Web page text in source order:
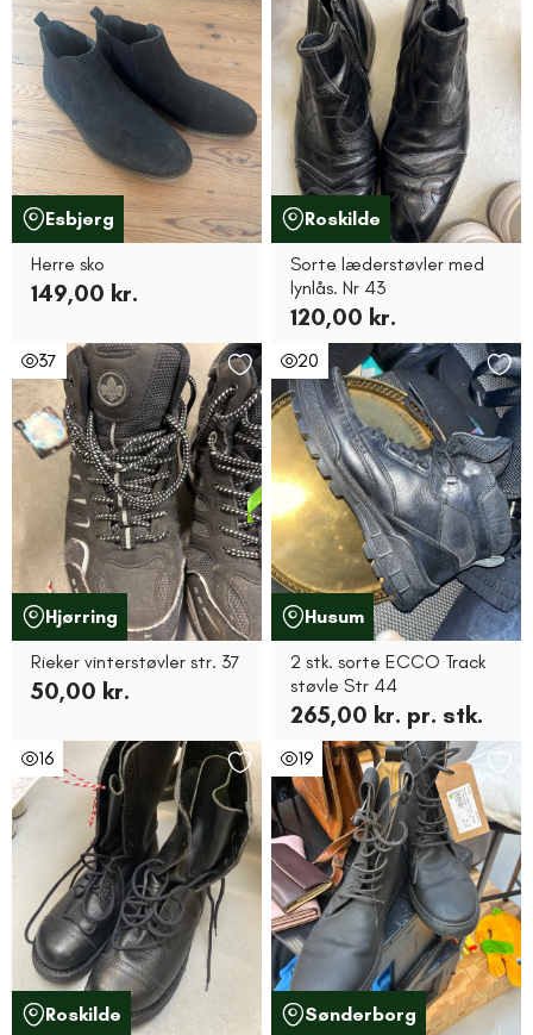
Esbjerg
Herre sko
149,00 kr.
Roskilde
Sorte læderstøvler med
lynlås. Nr 43
120,00 kr.
37
Hjørring
Rieker vinterstøvler str. 37
50,00 kr.
20
Husum
2 stk. sorte ECCO Track
støvle Str 44
265,00 kr. pr. stk.
16
Roskilde
19
Sønderborg